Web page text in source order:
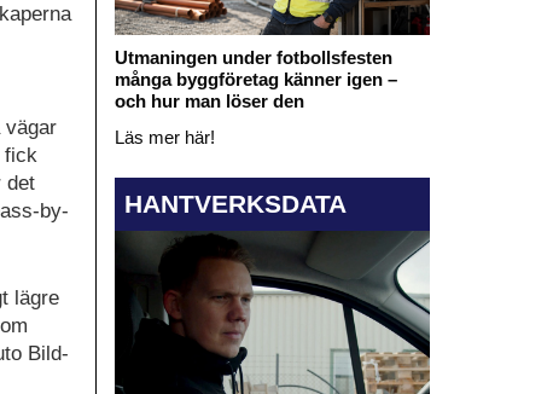
vägar
fick
det
by-
lägre
Bild-
Utmaningen under fotbollsfesten
många byggföretag känner igen –
och hur man löser den
Läs mer här!
HANTVERKSDATA